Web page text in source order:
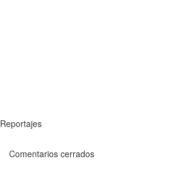
Reportajes
Comentarios cerrados